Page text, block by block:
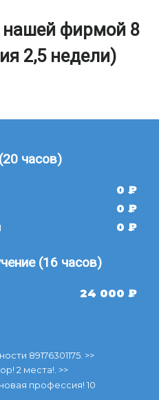
нашей фирмой 8
2,5 недели)
часов)
0 ₽
0 ₽
0 ₽
(16 часов)
24 000 ₽
89176301175. >>
2 места!. >>
профессия! 10